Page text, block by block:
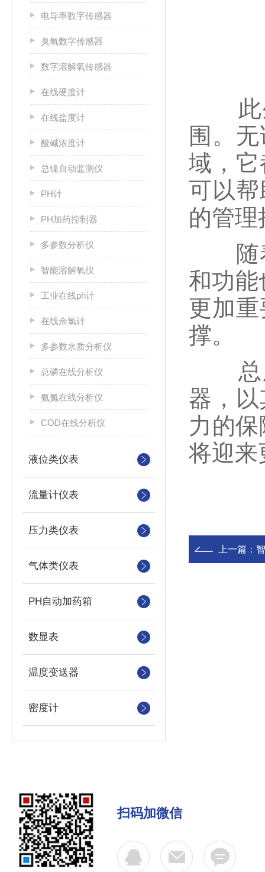
电导率数字传感器
臭氧数字传感器
数字溶解氧传感器
在线硬度计
在线盐度计
酸碱浓度计
总镍自动监测仪
PH计
PH加药控制器
多参数分析仪
智能溶解氧仪
工业在线ph计
在线余氯计
多参数水质分析仪
总磷在线分析仪
氨氮在线分析仪
COD在线分析仪
液位类仪表
流量计仪表
压力类仪表
气体类仪表
PH自动加药箱
数显表
温度变送器
密度计
此外
围。
域，
可以
的管
随着
和功能
更加
撑。
总之
器，
力的
将迎来
上一篇：
扫码加微信